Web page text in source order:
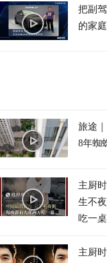
把副
的家
旅途
8年蜘
主厨
生不
吃一桌
主厨